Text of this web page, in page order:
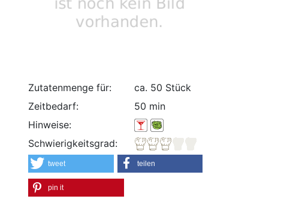
Zutatenmenge für:
ca. 50 Stück
Zeitbedarf:
50 min
Hinweise:
Schwierigkeitsgrad:
tweet teilen
pin it